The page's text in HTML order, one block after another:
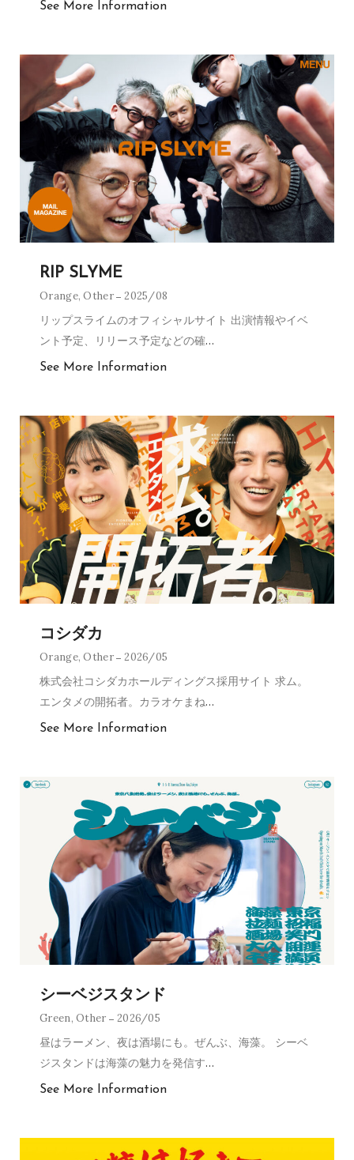
See More Information
RIP SLYME
Orange,Other 2025/08
リップスライムのオフィシャルサイト 出演情報やイベ
ント予定、リリース予定などの確…
See More Information
コシダカ
Orange,Other 2026/05
株式会社コシダカホールディングス採用サイト 求ム。
エンタメの開拓者。カラオケまね…
See More Information
シーベジスタンド
Green,Other 2026/05
昼はラーメン、夜は酒場にも。ぜんぶ、海藻。 シーベ
ジスタンドは海藻の魅力を発信す…
See More Information